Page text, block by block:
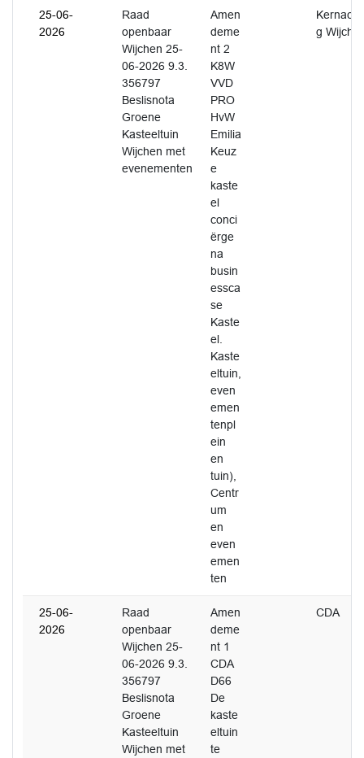
25-06-
2026
Raad
openbaar
Wijchen 25-
06-2026 9.3.
356797
Beslisnota
Groene
Kasteeltuin
Wijchen met
evenementen
Amen
deme
nt 2
K8W
VVD
PRO
HvW
Emilia
Keuz
e
kaste
el
conci
ërge
na
busin
essca
se
Kaste
el.
Kaste
eltuin,
even
emen
tenpl
ein
en
tuin),
Centr
um
en
even
emen
ten
Kernachti
g
25-06-
2026
Raad
openbaar
Wijchen 25-
06-2026 9.3.
356797
Beslisnota
Groene
Kasteeltuin
Wijchen met
Amen
deme
nt 1
CDA
D66
De
kaste
eltuin
te
CDA